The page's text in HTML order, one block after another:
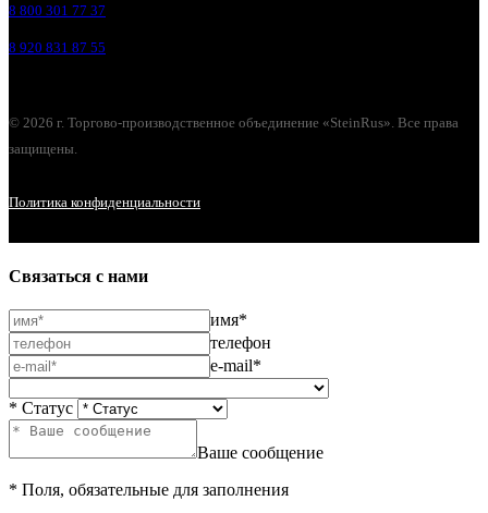
8 800 301 77 37
8 920 831 87 55
© 2026 г. Торгово-производственное объединение «SteinRus». Все права
защищены.
Политика конфиденциальности
Связаться с нами
имя*
телефон
e-mail*
* Статус
Ваше сообщение
* Поля, обязательные для заполнения